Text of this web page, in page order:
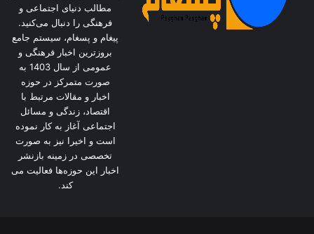
برای نسل جوان تسهیل و به این واسطه ارتباط با
مخاطبان نیز تسهیل می‌شود. نسل جوان کارهایی
متناسب با ذائقه مخاطب امروز تولید می‌کنند. در
* در دورانی سازمان فرهنگی هنری شهرداری
رویدادهای فرهنگی و هنری قابل توجهی برگزار
می‌کرد. زمانی رپرتوآرهای تئاتر کودک و نوجوان
مطالب دنیای اجتماعی و
فرهنگی را دنبال می‌کنید.
پیغام و پسغام، سیستم جامع
بروزترین اخبار فرهنگی و
عمومی از سال 1403 به
صورت متمرکز در حوزه
اخبار و مقالات مرتبط با
اقتصاد، زندگی و مسائل
اجتماعی آغاز به کار نموده
است و اخیرا نیز به صورت
تخصصی در زمینه بازنشر
اخبار این حوزه‌ها فعالیت می
کند.